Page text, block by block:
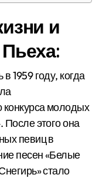
и
1959 году, когда
конкурса молодых
После этого она
певиц в
песен «Белые
стало